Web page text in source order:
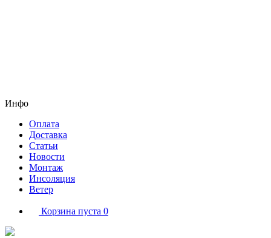
Инфо
Оплата
Доставка
Статьи
Новости
Монтаж
Инсоляция
Ветер
Корзина пуста 0